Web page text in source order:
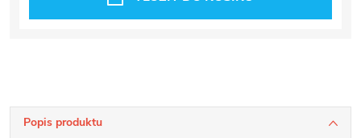
Popis produktu